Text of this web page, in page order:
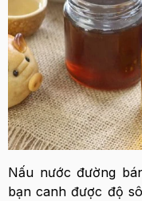
Nấu nước đường
bạn canh được độ